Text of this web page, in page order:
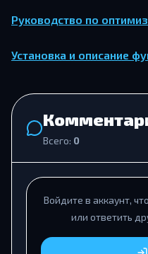
Руководство по
Установка и описание
Всего: 0
Войдите в аккаунт,
или ответить